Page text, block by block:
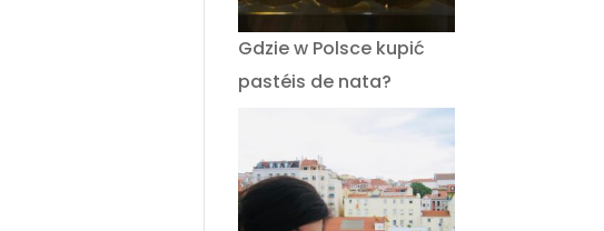
Gdzie w Polsce kupić
pastéis de nata?